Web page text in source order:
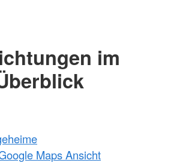
im
Maps Ansicht